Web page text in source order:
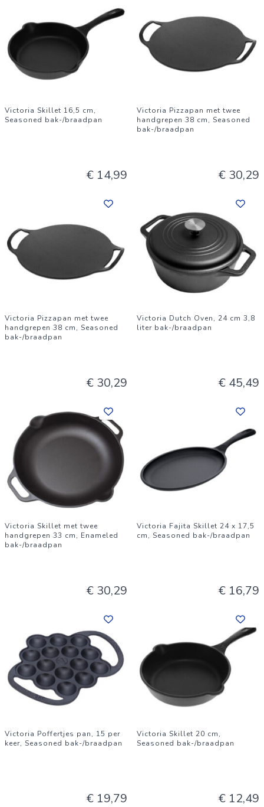
Victoria Skillet 16,5 cm,
Seasoned bak-/braadpan
€ 14,99
Victoria Pizzapan met twee
handgrepen 38 cm, Seasoned
bak-/braadpan
€ 30,29
Victoria Pizzapan met twee
handgrepen 38 cm, Seasoned
bak-/braadpan
€ 30,29
Victoria Dutch Oven, 24 cm 3,8
liter bak-/braadpan
€ 45,49
Victoria Skillet met twee
handgrepen 33 cm, Enameled
bak-/braadpan
€ 30,29
Victoria Fajita Skillet 24 x 17,5
cm, Seasoned bak-/braadpan
€ 16,79
Victoria Poffertjes pan, 15 per
keer, Seasoned bak-/braadpan
€ 19,79
Victoria Skillet 20 cm,
Seasoned bak-/braadpan
€ 12,49